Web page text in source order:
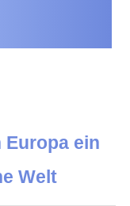
Europa ein
Welt